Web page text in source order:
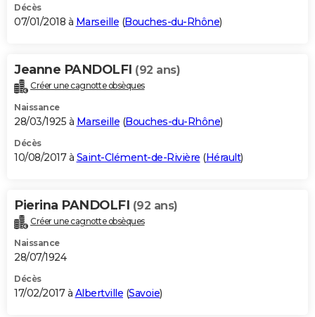
Décès
07/01/2018 à Marseille (Bouches-du-Rhône)
Jeanne PANDOLFI (92 ans)
Créer une cagnotte obsèques
Naissance
28/03/1925 à Marseille (Bouches-du-Rhône)
Décès
10/08/2017 à Saint-Clément-de-Rivière (Hérault)
Pierina PANDOLFI (92 ans)
Créer une cagnotte obsèques
Naissance
28/07/1924
Décès
17/02/2017 à Albertville (Savoie)